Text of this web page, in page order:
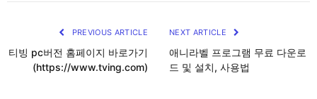
PREVIOUS ARTICLE
티빙 pc버전 홈페이지 바로가기
(https://www.tving.com)
NEXT ARTICLE
애니라벨 프로그램 무료 다운로
드 및 설치, 사용법